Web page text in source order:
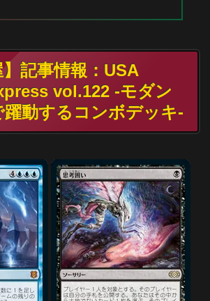
】記事情報：USA
vol.122 -モダン
動するコンボデッキ-